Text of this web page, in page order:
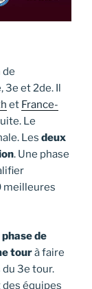
de
3e et 2de. Il
et France-
Le
Les deux
. Une phase
meilleures
phase de
tourà faire
du 3e tour.
équipes